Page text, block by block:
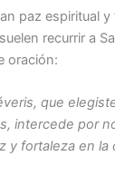
paz espiritual y
recurrir a
oración:
que
intercede por
y fortaleza en la